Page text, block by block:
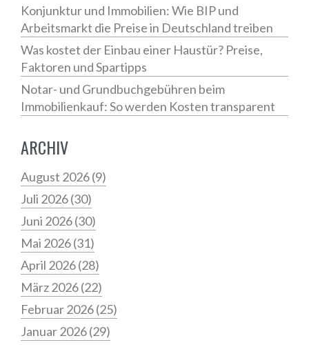
Konjunktur und Immobilien: Wie BIP und
Arbeitsmarkt die Preise in Deutschland treiben
Was kostet der Einbau einer Haustür? Preise,
Faktoren und Spartipps
Notar- und Grundbuchgebühren beim
Immobilienkauf: So werden Kosten transparent
ARCHIV
August 2026(9)
Juli 2026(30)
Juni 2026(30)
Mai 2026(31)
April 2026(28)
März 2026(22)
Februar 2026(25)
Januar 2026(29)